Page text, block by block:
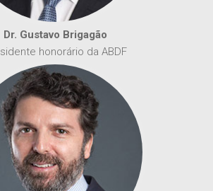
Dr. Gustavo Brigagão
honorário da ABDF